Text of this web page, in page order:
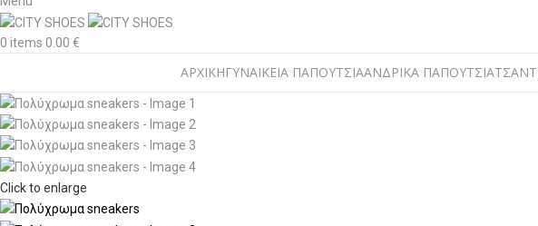
0 items 0.00 €
ΑΡΧΙΚΗΓΥΝΑΙΚΕΙΑ ΠΑΠΟΥΤΣΙΑΑΝΔΡΙΚΑ ΠΑΠΟΥΤΣΙΑ
Click to enlarge